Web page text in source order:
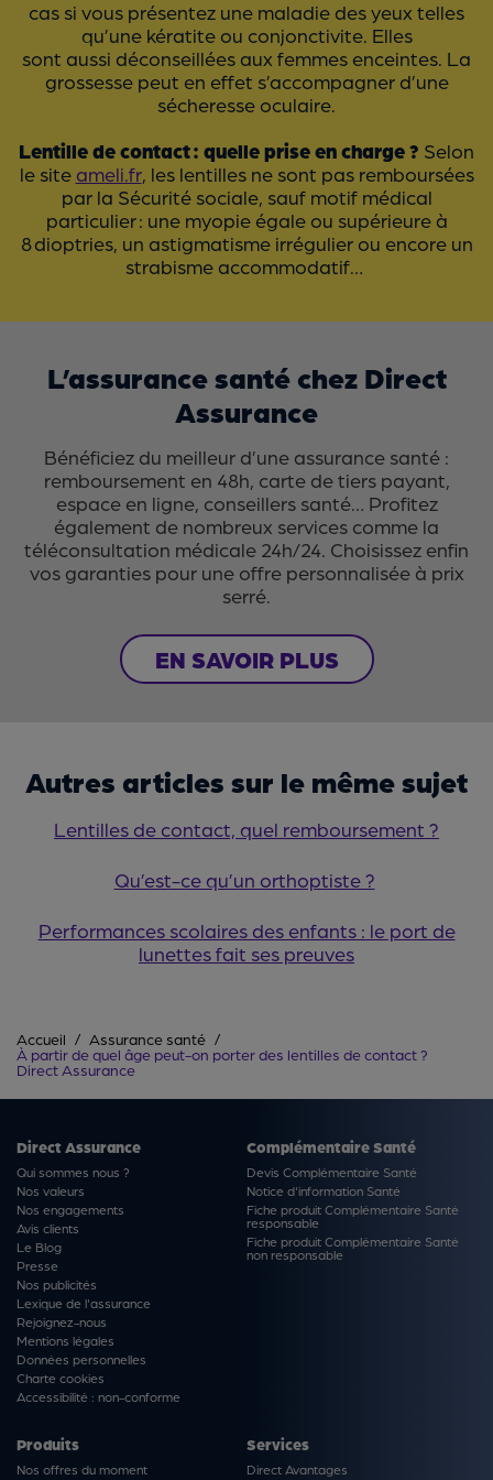
cas si vous présentez une maladie des yeux telles
qu’une kératite ou conjonctivite. Elles
sont aussi déconseillées aux femmes enceintes. La
grossesse peut en effet s’accompagner d’une
sécheresse oculaire.
Lentille de contact : quelle prise en charge ? Selon
le site ameli.fr, les lentilles ne sont pas remboursées
par la Sécurité sociale, sauf motif médical
particulier : une myopie égale ou supérieure à
8 dioptries, un astigmatisme irrégulier ou encore un
strabisme accommodatif…
L’assurance santé chez Direct
Assurance
Bénéficiez du meilleur d’une assurance santé :
remboursement en 48h, carte de tiers payant,
espace en ligne, conseillers santé… Profitez
également de nombreux services comme la
téléconsultation médicale 24h/24. Choisissez enfin
vos garanties pour une offre personnalisée à prix
serré.
EN SAVOIR PLUS
Autres articles sur le même sujet
Lentilles de contact, quel remboursement ?
Qu’est-ce qu’un orthoptiste ?
Performances scolaires des enfants : le port de
lunettes fait ses preuves
Accueil
Assurance santé
À partir de quel âge peut-on porter des lentilles de contact ?
Direct Assurance
Direct Assurance
Qui sommes nous ?
Nos valeurs
Nos engagements
Avis clients
Le Blog
Presse
Nos publicités
Lexique de l'assurance
Rejoignez-nous
Mentions légales
Données personnelles
Charte cookies
Accessibilité : non-conforme
Complémentaire Santé
Devis Complémentaire Santé
Notice d'information Santé
Fiche produit Complémentaire Santé
responsable
Fiche produit Complémentaire Santé
non responsable
Produits
Nos offres du moment
Services
Direct Avantages